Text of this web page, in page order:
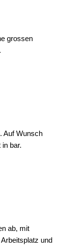
grossen
Auf Wunsch
bar.
ab, mit
und